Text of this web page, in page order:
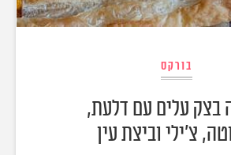
בורקס
בצק עלים עם דלעת,
צ'ילי וביצת עין